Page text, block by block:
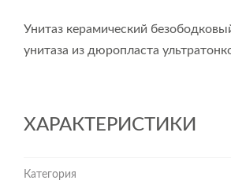
Унитаз керамический
унитаза из дюропласта
ХАРАКТЕРИСТИКИ
Категория